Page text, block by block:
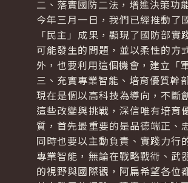
二、落實國防二法，增進決策功
今年三月一日，我們已經推動了
「民主」成果，顯現了國防部
可能發生的問題，並以柔性的方
外，也要利用這個機會，建立「
三、充實專業智能、培育優質幹
現在是個以高科技為導向，不斷
這些改變與挑戰，深信唯有培育
質，首先最重要的是品德端正、
同時也要以主動負責、實踐力行
專業智能，無論在戰略戰術、武
的視野與國際觀，阿扁希望各位